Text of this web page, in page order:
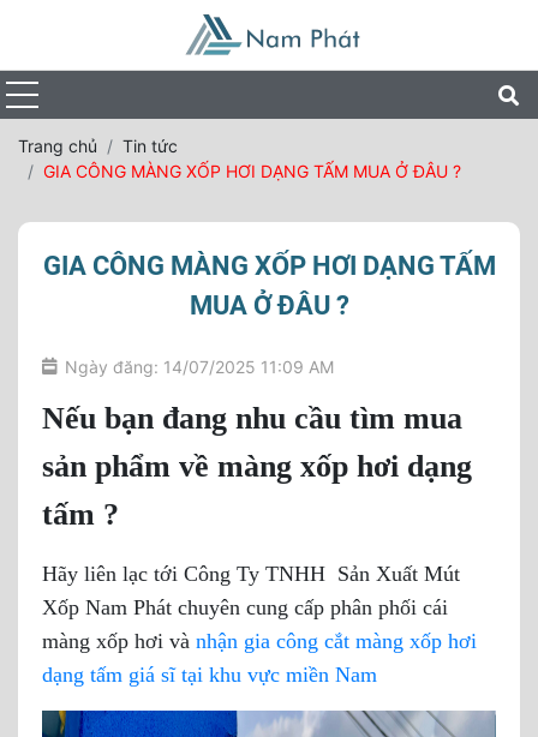
Trang chủ
Tin tức
GIA CÔNG MÀNG XỐP HƠI DẠNG TẤM MUA Ở ĐÂU ?
GIA CÔNG MÀNG XỐP HƠI DẠNG TẤM
MUA Ở ĐÂU ?
Ngày đăng: 14/07/2025 11:09 AM
Nếu bạn đang nhu cầu tìm mua
sản phẩm về màng xốp hơi dạng
tấm ?
Hãy liên lạc tới Công Ty TNHH Sản Xuất Mút
Xốp Nam Phát chuyên cung cấp phân phối cái
màng xốp hơi và nhận gia công cắt màng xốp hơi
dạng tấm giá sĩ tại khu vực miền Nam